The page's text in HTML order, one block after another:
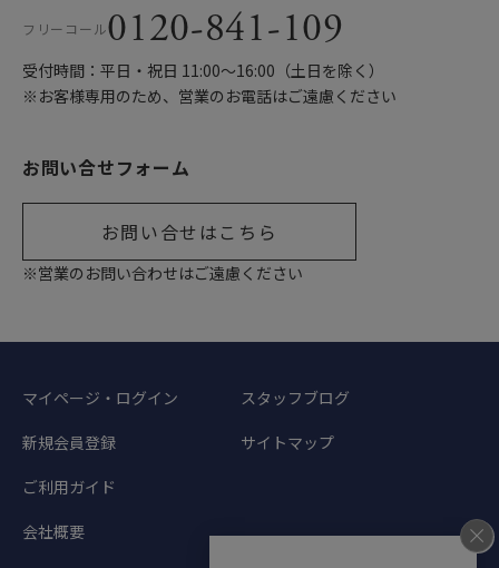
フリーコール0120-841-109
受付時間：平日・祝日 11:00〜16:00（土日を除く）
※お客様専用のため、営業のお電話はご遠慮ください
お問い合せフォーム
お問い合せはこちら
※営業のお問い合わせはご遠慮ください
マイページ・ログイン
新規会員登録
ご利用ガイド
会社概要
スタッフブログ
サイトマップ